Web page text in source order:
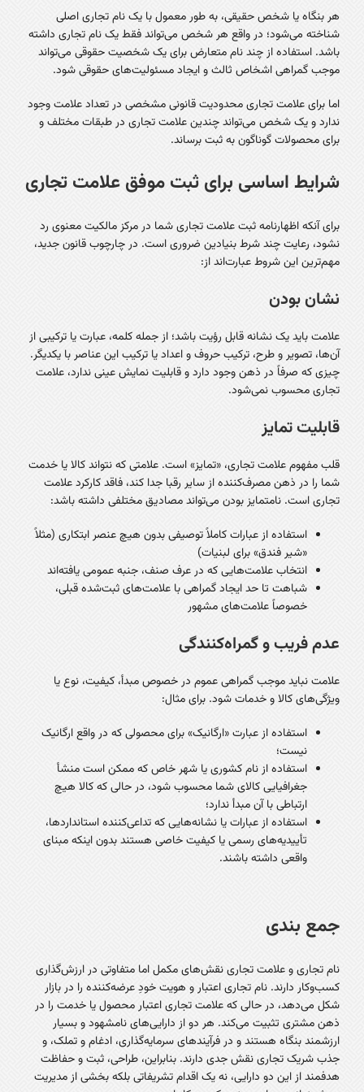
هر بنگاه یا شخص حقیقی، به طور معمول با یک نام تجاری اصلی
شناخته می‌شود؛ در واقع هر شخص می‌تواند فقط یک نام تجاری داشته
باشد. استفاده از چند نام متعارض برای یک شخصیت حقوقی می‌تواند
موجب گمراهی اشخاص ثالث و ایجاد مسئولیت‌های حقوقی شود.
اما برای علامت تجاری محدودیت قانونی مشخصی در تعداد علامت وجود
ندارد و یک شخص می‌تواند چندین علامت تجاری در طبقات مختلف و
برای محصولات گوناگون به ثبت برساند.
شرایط اساسی برای ثبت موفق علامت تجاری
برای آنکه اظهارنامه ثبت علامت تجاری شما در مرکز مالکیت معنوی رد
نشود، رعایت چند شرط بنیادین ضروری است. در چارچوب قانون جدید،
مهم‌ترین این شروط عبارت‌اند از:
نشان بودن
علامت باید یک نشانه قابل رؤیت باشد؛ از جمله کلمه، عبارت یا ترکیبی از
آن‌ها، تصویر و طرح، ترکیب حروف و اعداد یا ترکیب این عناصر با یکدیگر.
چیزی که صرفاً در ذهن وجود دارد و قابلیت نمایش عینی ندارد، علامت
تجاری محسوب نمی‌شود.
قابلیت تمایز
قلب مفهوم علامت تجاری، «تمایز» است. علامتی که نتواند کالا یا خدمت
شما را در ذهن مصرف‌کننده از سایر رقبا جدا کند، فاقد کارکرد علامت
تجاری است. نامتمایز بودن می‌تواند مصادیق مختلفی داشته باشد:
استفاده از عبارات کاملاً توصیفی بدون هیچ عنصر ابتکاری (مثلاً
«شیر فندق» برای لبنیات)
انتخاب علامت‌هایی که در عرف صنف، جنبه عمومی یافته‌اند
شباهت تا حد ایجاد گمراهی با علامت‌های ثبت‌شده قبلی،
خصوصاً علامت‌های مشهور
عدم فریب و گمراه‌کنندگی
علامت نباید موجب گمراهی عموم در خصوص مبدأ، کیفیت، نوع یا
ویژگی‌های کالا و خدمات شود. برای مثال:
استفاده از عبارت «ارگانیک» برای محصولی که در واقع ارگانیک
نیست؛
استفاده از نام کشوری یا شهر خاص که ممکن است منشأ
جغرافیایی کالای شما محسوب شود، در حالی که کالا هیچ
ارتباطی با آن مبدأ ندارد؛
استفاده از عبارات یا نشانه‌هایی که تداعی‌کننده استانداردها،
تأییدیه‌های رسمی یا کیفیت خاصی هستند بدون اینکه مبنای
واقعی داشته باشند.
جمع بندی
نام تجاری و علامت تجاری نقش‌های مکمل اما متفاوتی در ارزش‌گذاری
کسب‌وکار دارند. نام تجاری اعتبار و هویت خودِ عرضه‌کننده را در بازار
شکل می‌دهد، در حالی که علامت تجاری اعتبار محصول یا خدمت را در
ذهن مشتری تثبیت می‌کند. هر دو از دارایی‌های نامشهود و بسیار
ارزشمند بنگاه هستند و در فرآیندهای سرمایه‌گذاری، ادغام و تملک، و
جذب شریک تجاری نقش جدی دارند. بنابراین، طراحی، ثبت و حفاظت
هدفمند از این دو دارایی، نه یک اقدام تشریفاتی بلکه بخشی از مدیریت